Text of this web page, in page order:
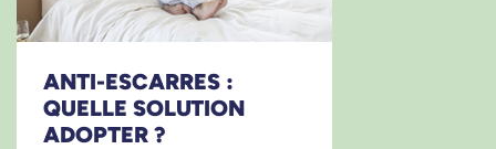
bon produit
A. Anonymous
ANTI-ESCARRES :
QUELLE SOLUTION
ADOPTER ?